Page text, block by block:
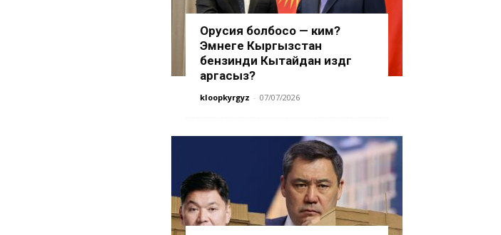
Орусия болбосо — ким?
Эмнеге Кыргызстан
бензинди Кытайдан издөөгө
аргасыз?
kloopkyrgyz - 07/07/2026